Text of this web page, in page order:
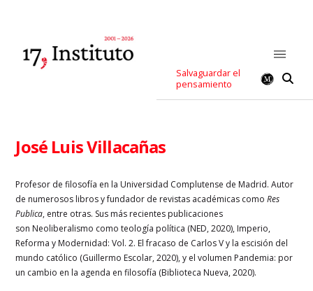
Salvaguardar el
pensamiento
José Luis Villacañas
Profesor de filosofía en la Universidad Complutense de Madrid. Autor
de numerosos libros y fundador de revistas académicas comoRes
Publica, entre otras. Sus más recientes publicaciones
son Neoliberalismo como teología política (NED, 2020), Imperio,
Reforma y Modernidad: Vol. 2. El fracaso de Carlos V y la escisión del
mundo católico (Guillermo Escolar, 2020), y el volumen Pandemia: por
un cambio en la agenda en filosofía (Biblioteca Nueva, 2020).